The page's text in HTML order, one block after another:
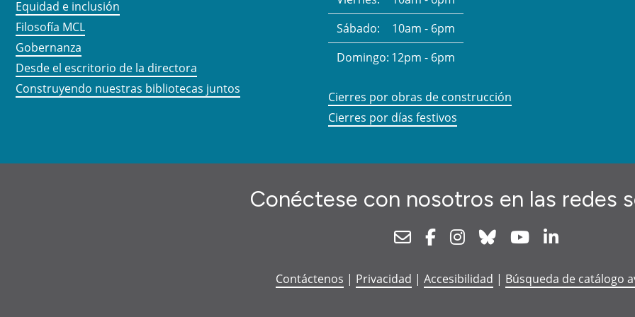
Equidad e inclusión
Filosofía MCL
Gobernanza
Desde el escritorio de la directora
Construyendo nuestras bibliotecas juntos
Sábado:
10am - 6pm
Domingo: 12pm - 6pm
Cierres por obras de construcción
Cierres por días festivos
Conéctese con nosotros en las redes
NewsletterFacebookInstagram
Bluesky Youtube
Contáctenos | Privacidad | Accesibilidad | Búsqueda de catálogo